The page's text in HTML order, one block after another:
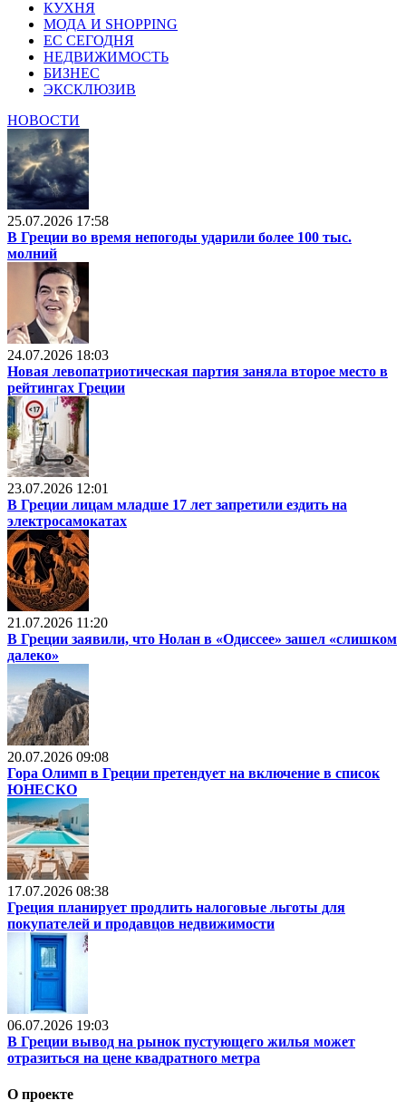
КУХНЯ
МОДА И SHOPPING
ЕС СЕГОДНЯ
НЕДВИЖИМОСТЬ
БИЗНЕС
ЭКСКЛЮЗИВ
НОВОСТИ
25.07.2026 17:58
В Греции во время непогоды ударили более 100 тыс.
молний
24.07.2026 18:03
Новая левопатриотическая партия заняла второе место в
рейтингах Греции
23.07.2026 12:01
В Греции лицам младше 17 лет запретили ездить на
электросамокатах
21.07.2026 11:20
В Греции заявили, что Нолан в «Одиссее» зашел «слишком
далеко»
20.07.2026 09:08
Гора Олимп в Греции претендует на включение в список
ЮНЕСКО
17.07.2026 08:38
Греция планирует продлить налоговые льготы для
покупателей и продавцов недвижимости
06.07.2026 19:03
В Греции вывод на рынок пустующего жилья может
отразиться на цене квадратного метра
О проекте